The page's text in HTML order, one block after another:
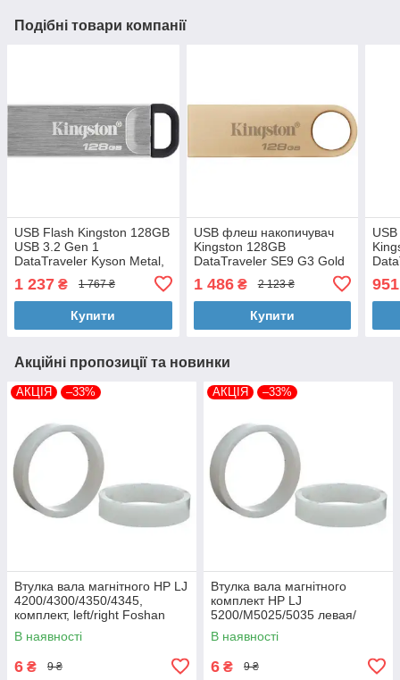
Подібні товари компанії
USB Flash Kingston 128GB
USB 3.2 Gen 1
DataTraveler Kyson Metal,
1 237 ₴ 1 767 ₴
Купити
USB флеш накопичувач
Kingston 128GB
DataTraveler SE9 G3 Gold
(DTSE9G3/128GB)
1 486₴ 2 123 ₴
Купити
951
Акційні пропозиції та новинки
АКЦІЯ –33%
Втулка вала магнітного HP LJ
4200/4300/4350/4345,
комплект, left/right Foshan
(MAG-1338A-BSH-Foshan)
В наявності
6 ₴ 9 ₴
АКЦІЯ –33%
Втулка вала магнітного
комплект HP LJ
5200/M5025/5035 левая/
правая Foshan (MAG-7516A-
BSH-Foshan)
В наявності
6 ₴ 9 ₴